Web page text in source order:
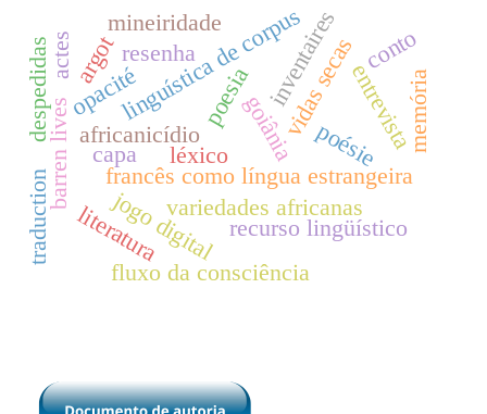
francês como língua estrangeira
variedades africanas
africanicídio goiânia
linguística de corpusvidas secas
barren lives
resenha
jogo digital
despedidas entrevista
inventaires
poésie
opacité
traduction
argot
léxico
recurso lingüístico
literatura
poesia
mineiridade
capa
memória
fluxo da consciência
conto
actes